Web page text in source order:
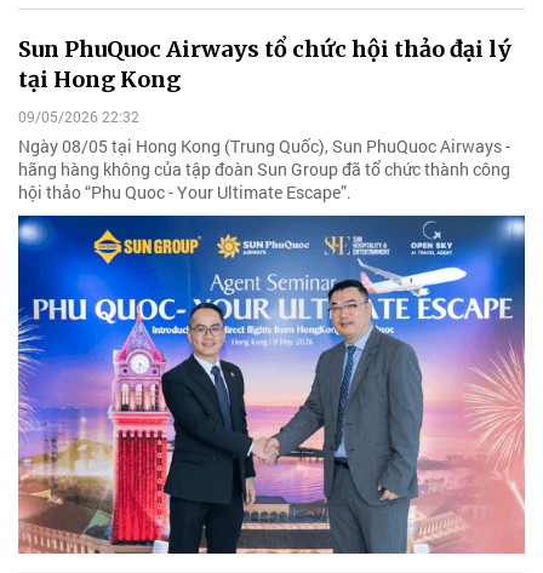
Sun PhuQuoc Airways tổ chức hội thảo đại lý
tại Hong Kong
09/05/2026 22:32
Ngày 08/05 tại Hong Kong (Trung Quốc), Sun PhuQuoc Airways -
hãng hàng không của tập đoàn Sun Group đã tổ chức thành công
hội thảo “Phu Quoc - Your Ultimate Escape”.